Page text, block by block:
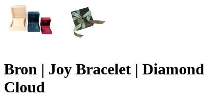
Bron | Joy Bracelet | Diamond
Cloud